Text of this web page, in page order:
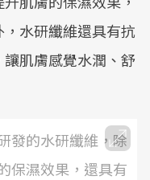
水研纖維還具有抗
肌膚感覺水潤、舒
發的水研纖維，除
保濕效果，還具有